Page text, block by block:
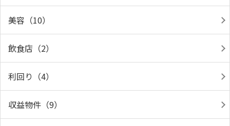
美容（10）
飲食店（2）
利回り（4）
収益物件（9）